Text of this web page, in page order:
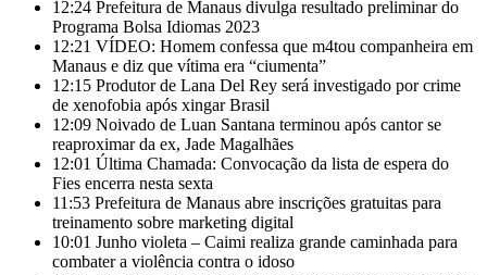
12:24 Prefeitura de Manaus divulga resultado preliminar do
Programa Bolsa Idiomas 2023
12:21 VÍDEO: Homem confessa que m4tou companheira em
Manaus e diz que vítima era “ciumenta”
12:15 Produtor de Lana Del Rey será investigado por crime
de xenofobia após xingar Brasil
12:09 Noivado de Luan Santana terminou após cantor se
reaproximar da ex, Jade Magalhães
12:01 Última Chamada: Convocação da lista de espera do
Fies encerra nesta sexta
11:53 Prefeitura de Manaus abre inscrições gratuitas para
treinamento sobre marketing digital
10:01 Junho violeta – Caimi realiza grande caminhada para
combater a violência contra o idoso